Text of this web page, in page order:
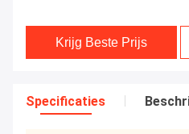
Krijg Beste Prijs
Specificaties